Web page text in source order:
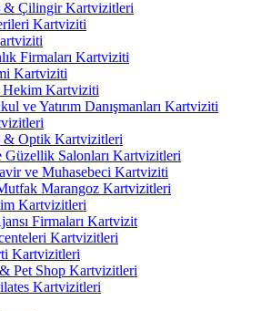
& Çilingir Kartvizitleri
Kartviziti
Firmaları Kartviziti
Kartviziti
Kartviziti
ve Yatırım Danışmanları Kartviziti
& Optik Kartvizitleri
Güzellik Salonları Kartvizitleri
ve Muhasebeci Kartviziti
Marangoz Kartvizitleri
Kartvizitleri
Firmaları Kartvizit
Kartvizitleri
Kartvizitleri
Pet Shop Kartvizitleri
Kartvizitleri